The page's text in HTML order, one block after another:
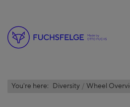
You're here: Diversity Wheel